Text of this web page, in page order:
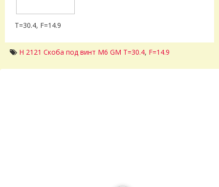
T=30.4, F=14.9
H 2121 Скоба под винт M6 GM T=30.4, F=14.9